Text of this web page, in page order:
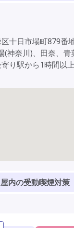
十日市場町879番
(神奈川)、田奈、青
り駅から1時間以
屋内の受動喫煙対策